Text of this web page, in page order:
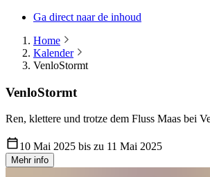
Ga direct naar de inhoud
Home
Kalender
VenloStormt
VenloStormt
Ren, klettere und trotze dem Fluss Maas bei
10 Mai 2025 bis zu 11 Mai 2025
Mehr info